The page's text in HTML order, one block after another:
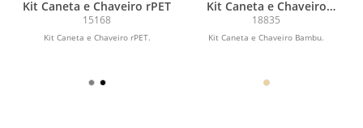
Kit Caneta e Chaveiro rPET
15168
Kit Caneta e Chaveiro rPET.
Kit Caneta e Chaveiro
Bambu
18835
Kit Caneta e Chaveiro Bambu.